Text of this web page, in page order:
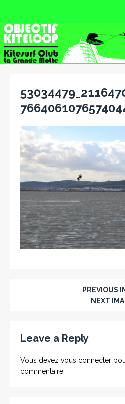
PREVIOUS
NEXT
Leave a Reply
Vous devez vous connecter
commentaire.